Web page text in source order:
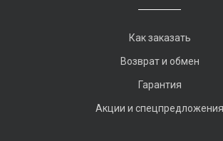
Как заказать
Возврат и обмен
Гарантия
Акции и спецпредложения